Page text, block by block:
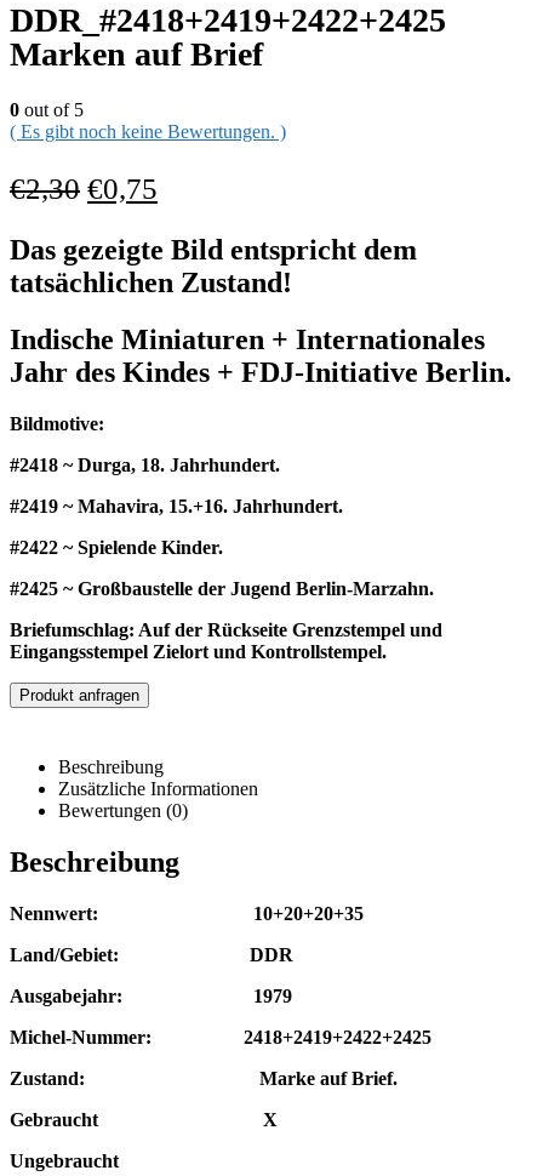
DDR_#2418+2419+2422+2425
Marken auf Brief
0 out of 5
( Es gibt noch keine Bewertungen. )
€2,30 €0,75
Das gezeigte Bild entspricht dem
tatsächlichen Zustand!
Indische Miniaturen + Internationales
Jahr des Kindes + FDJ-Initiative Berlin.
Bildmotive:
#2418 ~ Durga, 18. Jahrhundert.
#2419 ~ Mahavira, 15.+16. Jahrhundert.
#2422 ~ Spielende Kinder.
#2425 ~ Großbaustelle der Jugend Berlin-Marzahn.
Briefumschlag: Auf der Rückseite Grenzstempel und
Eingangsstempel Zielort und Kontrollstempel.
Produkt anfragen
Beschreibung
Zusätzliche Informationen
Bewertungen (0)
Beschreibung
Nennwert: 10+20+20+35
Land/Gebiet: DDR
Ausgabejahr: 1979
Michel-Nummer: 2418+2419+2422+2425
Zustand: Marke auf Brief.
Gebraucht X
Ungebraucht